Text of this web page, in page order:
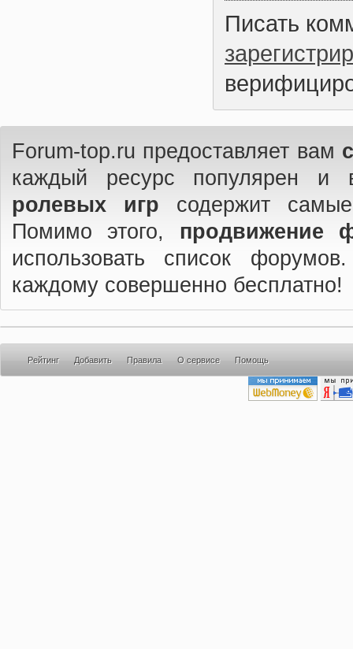
Писать
Forum-top.ru предоставляет вам
каждый ресурс популярен
ролевых игр содержит
Помимо этого, продвижение
использовать список
каждому совершенно бесплатно!
Рейтинг Добавить Правила О сервисе Помощь